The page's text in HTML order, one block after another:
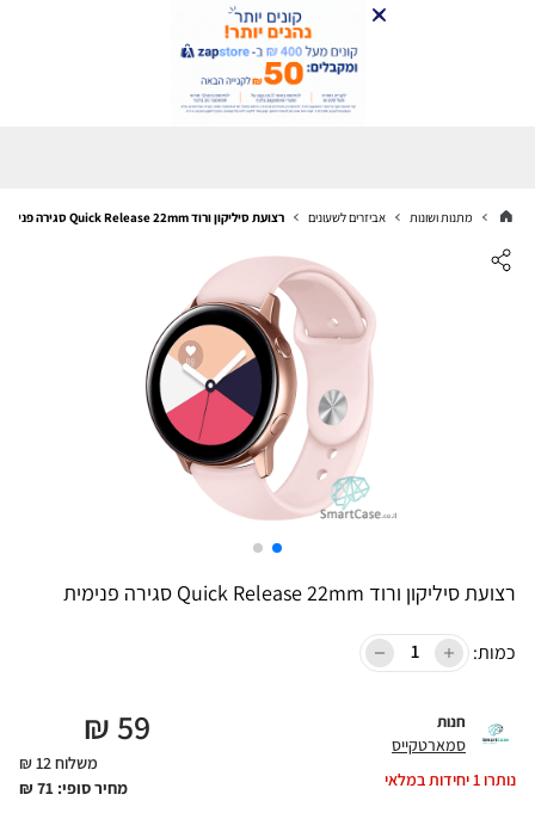
מתנות ושונות אביזרים לשעונים רצועת סיליקון ורוד Quick Release 22mm סגירה פנימית
רצועת סיליקון ורוד Quick Release 22mm סגירה פנימית
כמות:
חנות
סמארטקייס
נותרו1יחידות במלאי
59
₪
משלוח 12 ₪
מחיר סופי: 71
₪